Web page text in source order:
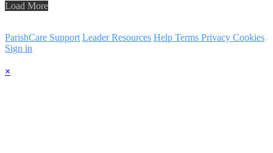
Load More
ParishCare Support Leader Resources Help Terms Privacy Cookies
Sign in
×